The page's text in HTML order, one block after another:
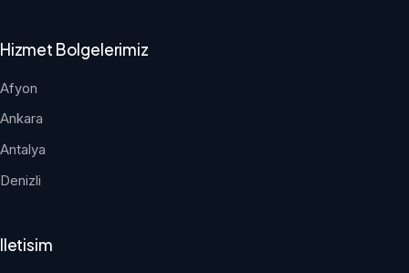
Hizmet Bolgelerimiz
Afyon
Ankara
Antalya
Denizli
Iletisim